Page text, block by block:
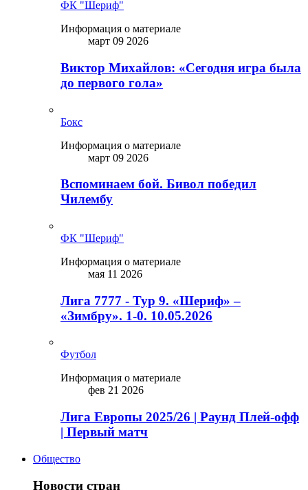
ФК "Шериф"
Информация о материале
март 09 2026
Виктор Михайлов: «Сегодня игра была
до первого гола»
Бокс
Информация о материале
март 09 2026
Вспоминаем бой. Бивол победил
Чилембу
ФК "Шериф"
Информация о материале
мая 11 2026
Лига 7777 - Тур 9. «Шериф» –
«Зимбру». 1-0. 10.05.2026
Футбол
Информация о материале
фев 21 2026
Лига Европы 2025/26 | Раунд Плей-офф
| Первый матч
Общество
Новости стран